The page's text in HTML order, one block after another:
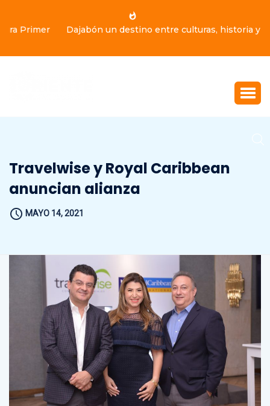
Dajabón un destino entre culturas, historia y gastronomía
anuncian alianza